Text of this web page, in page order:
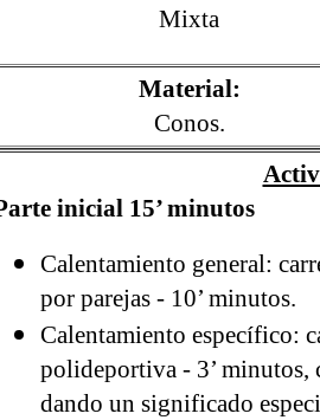
Mixta
Material:
Conos.
inicial 15’ minutos
Calentamiento general:
por parejas - 10’ minutos.
Calentamiento específico:
polideportiva - 3’ minutos,
dando un significado